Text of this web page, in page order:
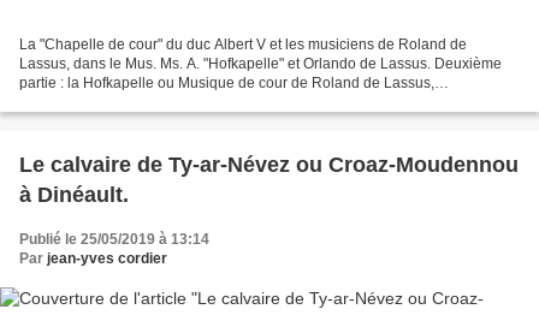
La "Chapelle de cour" du duc Albert V et les musiciens de Roland de
Lassus, dans le Mus. Ms. A. "Hofkapelle" et Orlando de Lassus. Deuxième
partie : la Hofkapelle ou Musique de cour de Roland de Lassus,
Le calvaire de Ty-ar-Névez ou Croaz-Moudennou
à Dinéault.
Publié le 25/05/2019 à 13:14
Par jean-yves cordier